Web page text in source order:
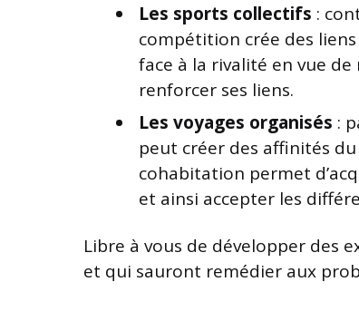
Les sports collectifs :
compétition crée des
face à la rivalité en vue
renforcer ses liens.
Les voyages organisés :
peut créer des affinités
cohabitation permet
et ainsi accepter les
Libre à vous de développer des
et qui sauront remédier aux